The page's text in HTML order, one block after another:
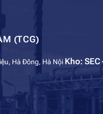
(TCG)
Hà Đông, Hà Nội Kho: